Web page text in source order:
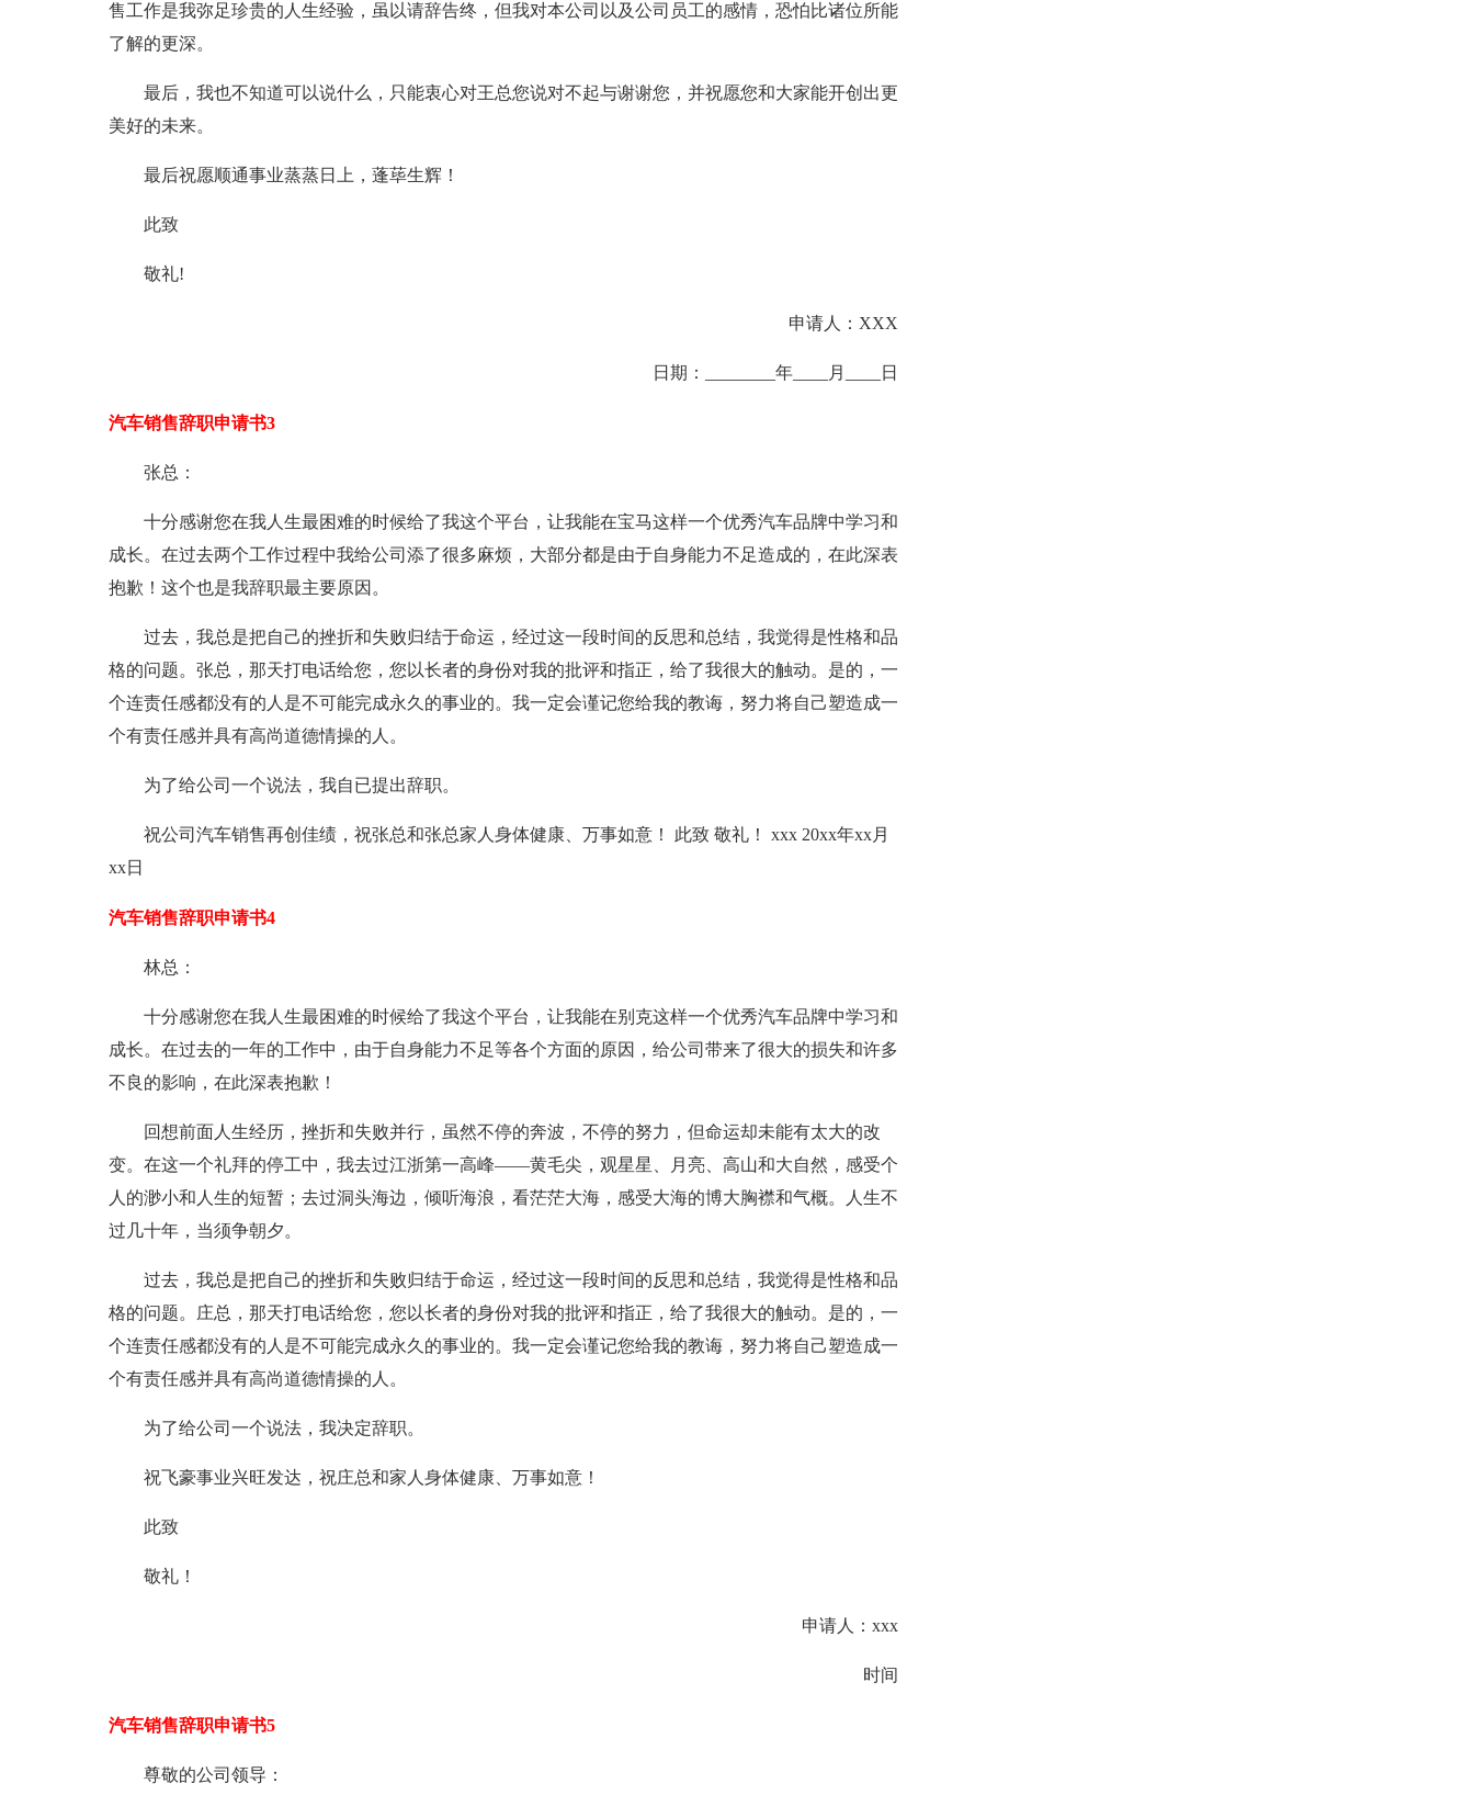
售工作是我弥足珍贵的人生经验，虽以请辞告终，但我对本公司以及公司员工的感情，恐怕比诸位所能
了解的更深。
最后，我也不知道可以说什么，只能衷心对王总您说对不起与谢谢您，并祝愿您和大家能开创出更
美好的未来。
最后祝愿顺通事业蒸蒸日上，蓬荜生辉！
此致
敬礼!
申请人：XXX
日期：________年____月____日
汽车销售辞职申请书3
张总：
十分感谢您在我人生最困难的时候给了我这个平台，让我能在宝马这样一个优秀汽车品牌中学习和
成长。在过去两个工作过程中我给公司添了很多麻烦，大部分都是由于自身能力不足造成的，在此深表
抱歉！这个也是我辞职最主要原因。
过去，我总是把自己的挫折和失败归结于命运，经过这一段时间的反思和总结，我觉得是性格和品
格的问题。张总，那天打电话给您，您以长者的身份对我的批评和指正，给了我很大的触动。是的，一
个连责任感都没有的人是不可能完成永久的事业的。我一定会谨记您给我的教诲，努力将自己塑造成一
个有责任感并具有高尚道德情操的人。
为了给公司一个说法，我自已提出辞职。
祝公司汽车销售再创佳绩，祝张总和张总家人身体健康、万事如意！ 此致 敬礼！ xxx 20xx年xx月
xx日
汽车销售辞职申请书4
林总：
十分感谢您在我人生最困难的时候给了我这个平台，让我能在别克这样一个优秀汽车品牌中学习和
成长。在过去的一年的工作中，由于自身能力不足等各个方面的原因，给公司带来了很大的损失和许多
不良的影响，在此深表抱歉！
回想前面人生经历，挫折和失败并行，虽然不停的奔波，不停的努力，但命运却未能有太大的改
变。在这一个礼拜的停工中，我去过江浙第一高峰——黄毛尖，观星星、月亮、高山和大自然，感受个
人的渺小和人生的短暂；去过洞头海边，倾听海浪，看茫茫大海，感受大海的博大胸襟和气概。人生不
过几十年，当须争朝夕。
过去，我总是把自己的挫折和失败归结于命运，经过这一段时间的反思和总结，我觉得是性格和品
格的问题。庄总，那天打电话给您，您以长者的身份对我的批评和指正，给了我很大的触动。是的，一
个连责任感都没有的人是不可能完成永久的事业的。我一定会谨记您给我的教诲，努力将自己塑造成一
个有责任感并具有高尚道德情操的人。
为了给公司一个说法，我决定辞职。
祝飞豪事业兴旺发达，祝庄总和家人身体健康、万事如意！
此致
敬礼！
申请人：xxx
时间
汽车销售辞职申请书5
尊敬的公司领导：